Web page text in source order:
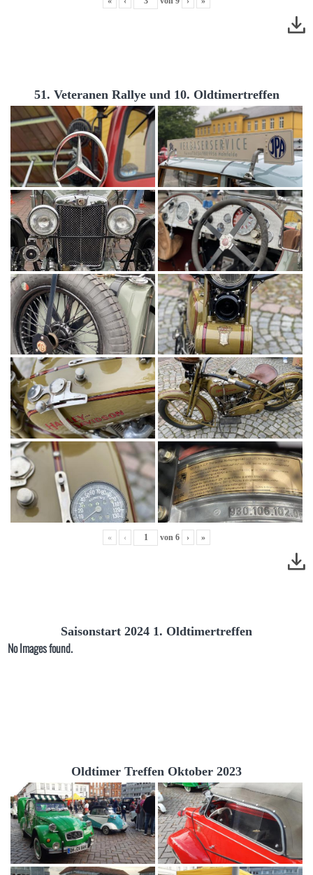
51. Veteranen Rallye und 10. Oldtimertreffen
« ‹ von 6 › »
Saisonstart 2024 1. Oldtimertreffen
No Images found.
Oldtimer Treffen Oktober 2023